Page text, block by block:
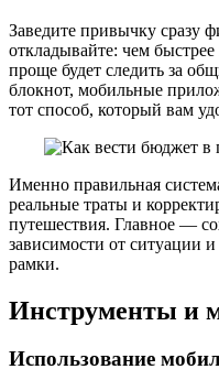
Заведите привычку сразу
откладывайте: чем
проще будет следить за
блокнот, мобильные
тот способ, который вам
Именно правильная
реальные траты и
путешествия. Главное —
зависимости от ситуации
рамки.
Инструменты и
Использование